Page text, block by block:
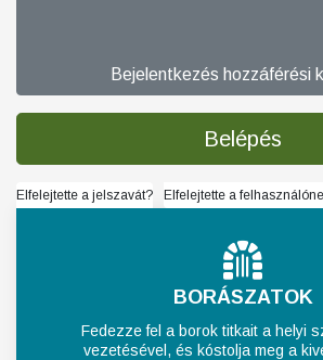
Bejelentkezés hozzáférési
Belépés
Elfelejtette a jelszavát? Elfelejtette a
BORÁSZATOK
Fedezze fel a borok titkait a helyi
vezetésével, és kóstolja meg a